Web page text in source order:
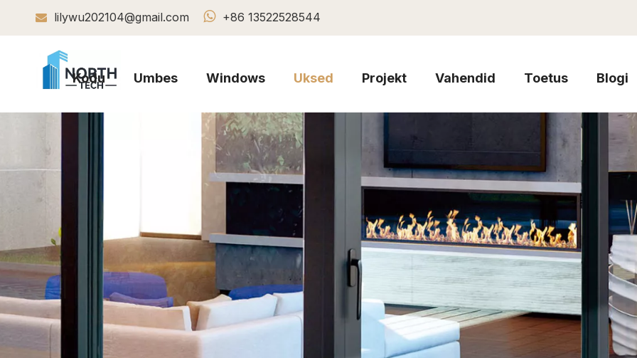
 lilywu202104@gmail.com  +86 13522528544
Kodu Umbes Windows Uksed Projekt Vahendid Toetus Blogi